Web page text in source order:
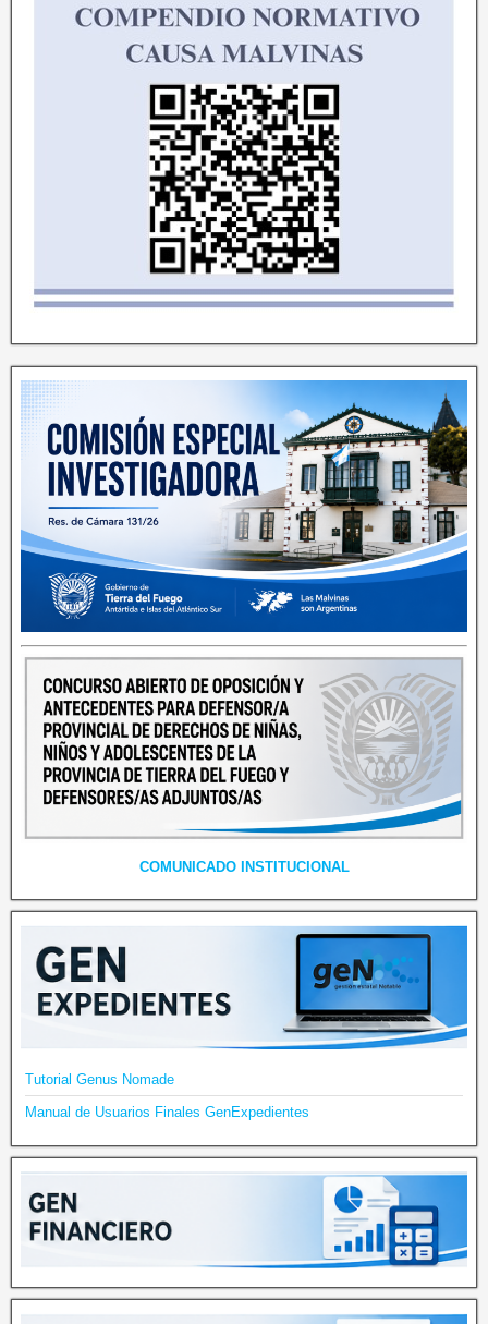
COMUNICADO INSTITUCIONAL
Tutorial Genus Nomade
Manual de Usuarios Finales GenExpedientes